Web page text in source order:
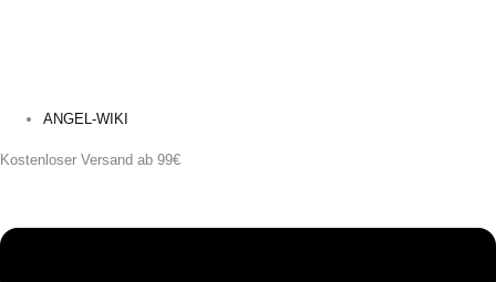
ANGEL-WIKI
Kostenloser Versand ab 99€